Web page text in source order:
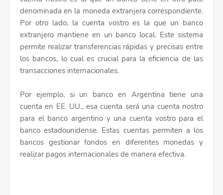
denominada en la moneda extranjera correspondiente.
Por otro lado, la cuenta vostro es la que un banco
extranjero mantiene en un banco local. Este sistema
permite realizar transferencias rápidas y precisas entre
los bancos, lo cual es crucial para la eficiencia de las
transacciones internacionales.
Por ejemplo, si un banco en Argentina tiene una
cuenta en EE. UU., esa cuenta será una cuenta nostro
para el banco argentino y una cuenta vostro para el
banco estadounidense. Estas cuentas permiten a los
bancos gestionar fondos en diferentes monedas y
realizar pagos internacionales de manera efectiva.